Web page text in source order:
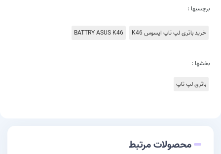
برچسبها :
خرید باتری لپ تاپ ایسوس K46 BATTRY ASUS K46
بخشها :
باتری لپ تاپ
محصولات مرتبط